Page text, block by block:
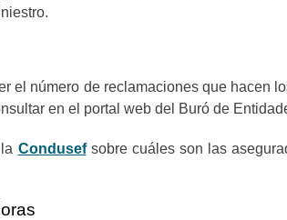
el número de reclamaciones que hacen
en el portal web del Buró de
Condusefsobre cuáles son las